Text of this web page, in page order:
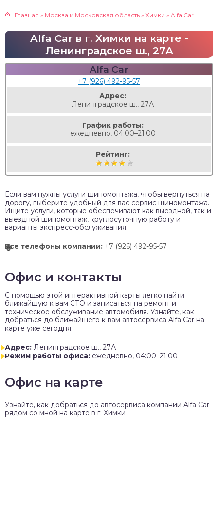
Главная » Москва и Московская область » Химки » Alfa Car
Alfa Car в г. Химки на карте -
Ленинградское ш., 27А
Alfa Car
+7 (926) 492-95-57
Адрес:
Ленинградское ш., 27А
График работы:
ежедневно, 04:00–21:00
Рейтинг:
Если вам нужны услуги шиномонтажа, чтобы вернуться на
дорогу, выберите удобный для вас сервис шиномонтажа.
Ищите услуги, которые обеспечивают как выездной, так и
выездной шиномонтаж, круглосуточную работу и
варианты экспресс-обслуживания.
Все телефоны компании: +7 (926) 492-95-57
Офис и контакты
C помощью этой интерактивной карты легко найти
ближайшую к вам СТО и записаться на ремонт и
техническое обслуживание автомобиля. Узнайте, как
добраться до ближайшего к вам автосервиса Alfa Car на
карте уже сегодня.
Адрес: Ленинградское ш., 27А
Режим работы офиса: ежедневно, 04:00–21:00
Офис на карте
Узнайте, как добраться до автосервиса компании Alfa Car
рядом со мной на карте в г. Химки